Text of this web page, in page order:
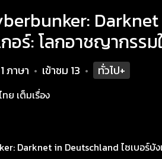
กอร์: โลกอาชญากรร
1 ภาษา • เข้าชม 13 • ทั่วไป+
ย เต็มเรื่อง
Darknet in Deutschland ไซเบอร์บั